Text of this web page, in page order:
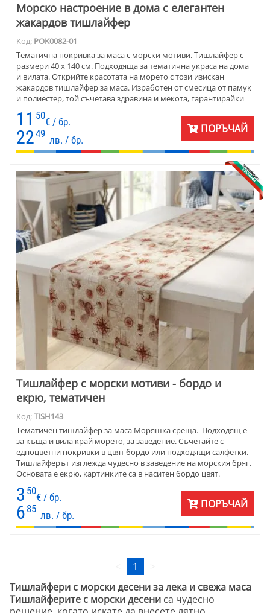
Морско настроение в дома с елегантен
жакардов тишлайфер
Код: POK0082-01
Тематична покривка за маса с морски мотиви. Тишлайфер с
размери 40 х 140 см. Подходяща за тематична украса на дома
и вилата. Открийте красотата на морето с този изискан
жакардов тишлайфер за маса. Изработен от смесица от памук
и полиестер, той съчетава здравина и мекота, гарантирайки
дълготрайна употреба и комфорт.
11 50
€ / бр.
2249
лв. / бр.
ПОРЪЧАЙ
Тишлайфер с морски мотиви - бордо и
екрю, тематичен
Код:TISH143
Тематичен тишлайфер за маса Моряшка среща. Подходящ е
за къща и вила край морето, за заведение. Съчетайте с
едноцветни покривки в цвят бордо или подходящи салфетки.
Тишлайферът изглежда чудесно в заведение на морския бряг.
Основата е екрю, картинките са в наситен бордо цвят.
Материята е съчетание от памук и полиестер.
3 50
€ / бр.
6 85
лв. / бр.
ПОРЪЧАЙ
1
Тишлайфери с морски десени за лека и свежа маса
Тишлайферите с морски десени са чудесно